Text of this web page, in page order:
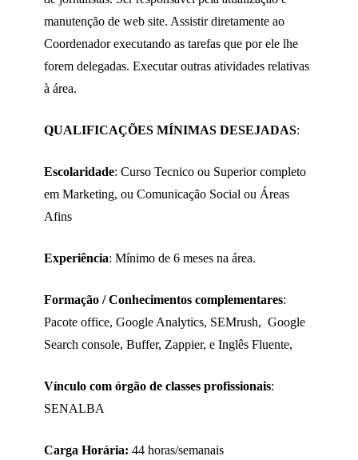
manutenção de web site. Assistir diretamente ao
Coordenador executando as tarefas que por ele lhe
forem delegadas. Executar outras atividades relativas
à área.
QUALIFICAÇÕES MÍNIMAS DESEJADAS:
Escolaridade: Curso Tecnico ou Superior completo
em Marketing, ou Comunicação Social ou Áreas
Afins
Experiência: Mínimo de 6 meses na área.
Formação / Conhecimentos complementares:
Pacote office, Google Analytics, SEMrush, Google
Search console, Buffer, Zappier, e Inglês Fluente,
Vínculo com órgão de classes profissionais:
SENALBA
Carga Horária: 44 horas/semanais